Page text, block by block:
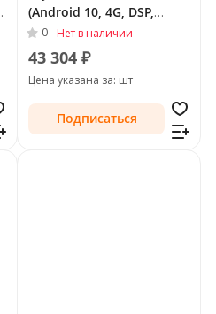
(Android 10, 4G, DSP,
QLed) для Toyota Land
Cruiser Prado 150 Series
2009 - 2013 Тип-C
0 Нет в наличии
43 304 ₽
Цена указана за: шт
Подписаться